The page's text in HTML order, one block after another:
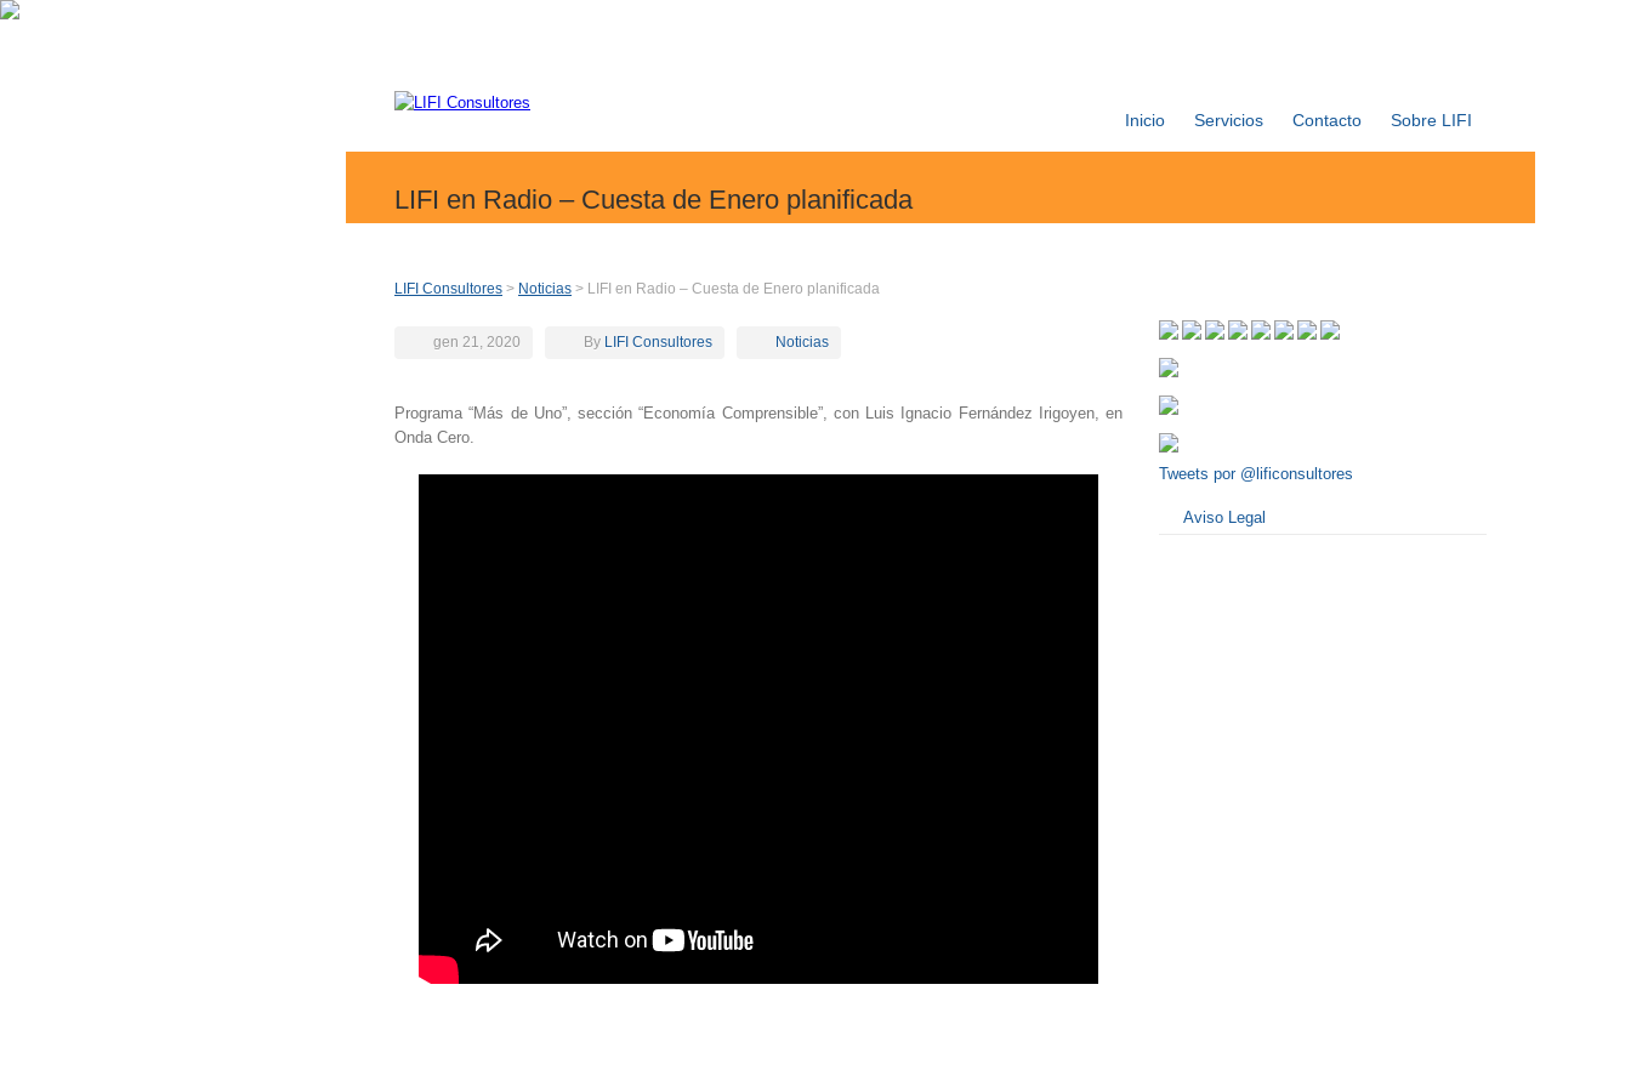
Inicio Servicios Contacto Sobre LIFI
LIFI en Radio – Cuesta de Enero planificada
LIFI Consultores > Noticias > LIFI en Radio – Cuesta de Enero planificada
gen 21, 2020 By LIFI Consultores Noticias
Programa “Más de Uno”, sección “Economía Comprensible”, con Luis Ignacio Fernández Irigoyen, en
Onda Cero.
Tweets por @lificonsultores
Aviso Legal